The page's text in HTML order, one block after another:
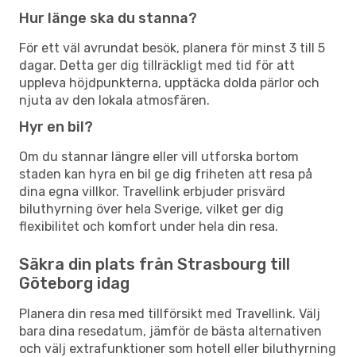
Hur länge ska du stanna?
För ett väl avrundat besök, planera för minst 3 till 5
dagar. Detta ger dig tillräckligt med tid för att
uppleva höjdpunkterna, upptäcka dolda pärlor och
njuta av den lokala atmosfären.
Hyr en bil?
Om du stannar längre eller vill utforska bortom
staden kan hyra en bil ge dig friheten att resa på
dina egna villkor. Travellink erbjuder prisvärd
biluthyrning över hela Sverige, vilket ger dig
flexibilitet och komfort under hela din resa.
Säkra din plats från Strasbourg till
Göteborg idag
Planera din resa med tillförsikt med Travellink. Välj
bara dina resedatum, jämför de bästa alternativen
och välj extrafunktioner som hotell eller biluthyrning